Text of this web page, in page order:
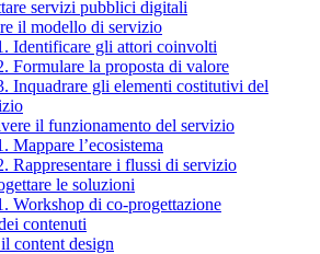
servizi pubblici digitali
il modello di servizio
Identificare gli attori coinvolti
Formulare la proposta di valore
Inquadrare gli elementi costitutivi del
il funzionamento del servizio
Mappare l’ecosistema
Rappresentare i flussi di servizio
le soluzioni
Workshop di co-progettazione
contenuti
content design